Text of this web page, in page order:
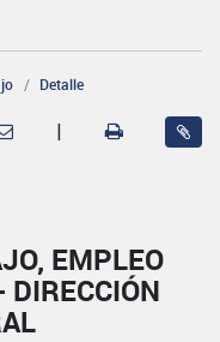
Detalle
|
EMPLEO
DIRECCIÓN